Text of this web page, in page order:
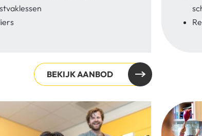
BEKIJK AANBOD